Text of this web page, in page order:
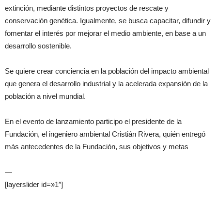
extinción, mediante distintos proyectos de rescate y
conservación genética. Igualmente, se busca capacitar, difundir y
fomentar el interés por mejorar el medio ambiente, en base a un
desarrollo sostenible.
Se quiere crear conciencia en la población del impacto ambiental
que genera el desarrollo industrial y la acelerada expansión de la
población a nivel mundial.
En el evento de lanzamiento participo el presidente de la
Fundación, el ingeniero ambiental Cristián Rivera, quién entregó
más antecedentes de la Fundación, sus objetivos y metas
—
[layerslider id=»1″]